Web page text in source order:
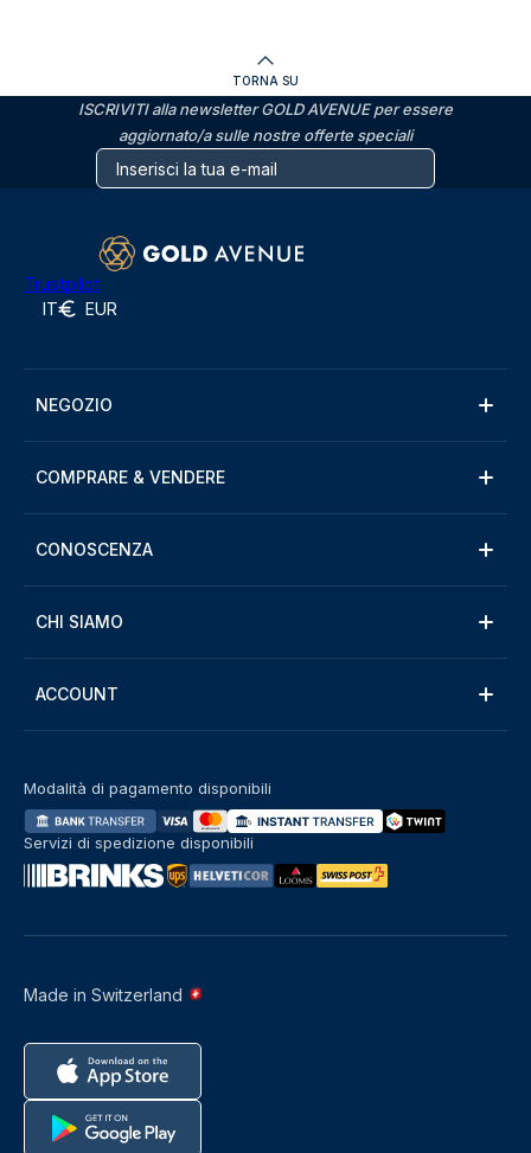
TORNA SU
ISCRIVITI alla newsletter GOLD AVENUE per essere
aggiornato/a sulle nostre offerte speciali
Trustpilot
IT EUR
NEGOZIO
COMPRARE & VENDERE
CONOSCENZA
CHI SIAMO
ACCOUNT
Made in Switzerland
Modalità di pagamento disponibili
Servizi di spedizione disponibili